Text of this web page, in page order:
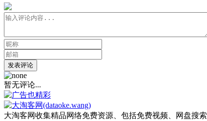
发表评论
暂无评论...
大淘客网收集精品网络免费资源、包括免费视频、网盘搜